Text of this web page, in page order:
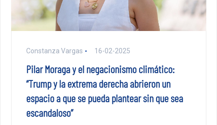
Constanza Vargas 16-02-2025
Pilar Moraga y el negacionismo climático:
“Trump y la extrema derecha abrieron un
espacio a que se pueda plantear sin que sea
escandaloso”